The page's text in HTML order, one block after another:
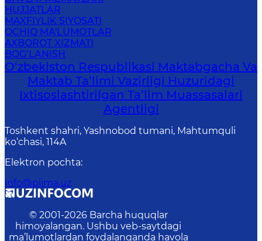
HUJJATLAR
MAXFIYLIK SIYOSATI
OCHIQ MA'LUMOTLAR
AXBOROT XIZMATI
BOG‘LANISH
O‘zbekiston Respublikasi Maktabgacha Va
Maktab Ta’limi Vazirligi Huzuridagi
Ixtisoslashtirilgan Ta’lim Muassasalari
Agentligi
Toshkent shahri, Yashnobod tumani, Mahtumquli
ko‘chasi, 114A
Elektron pochta:
info@piima.uz
© 2001-2026 Barcha huquqlar
himoyalangan. Ushbu veb-saytdagi
ma’lumotlardan foydalanganda havola